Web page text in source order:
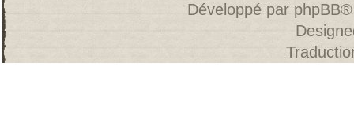
Développé par phpBB®